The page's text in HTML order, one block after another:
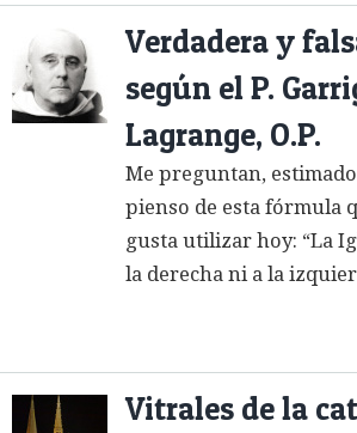
Verdadera y
según el P.
Lagrange, O.P.
Me preguntan,
pienso de esta fórmula
gusta utilizar hoy: “La
la derecha ni a la
Vitrales de la